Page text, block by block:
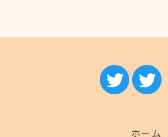
ホーム